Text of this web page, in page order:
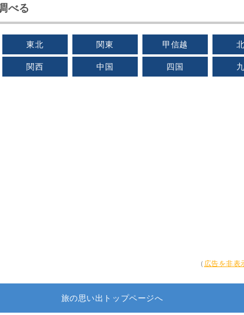
べる
東北 関東 甲信越
関西 中国 四国
（ 広告を非表
旅の思い出トップページへ